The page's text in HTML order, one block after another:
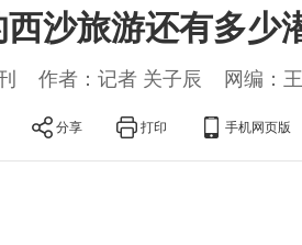
西沙旅游还有多少
作者：记者 关子辰 网编：
分享 打印 手机网页版